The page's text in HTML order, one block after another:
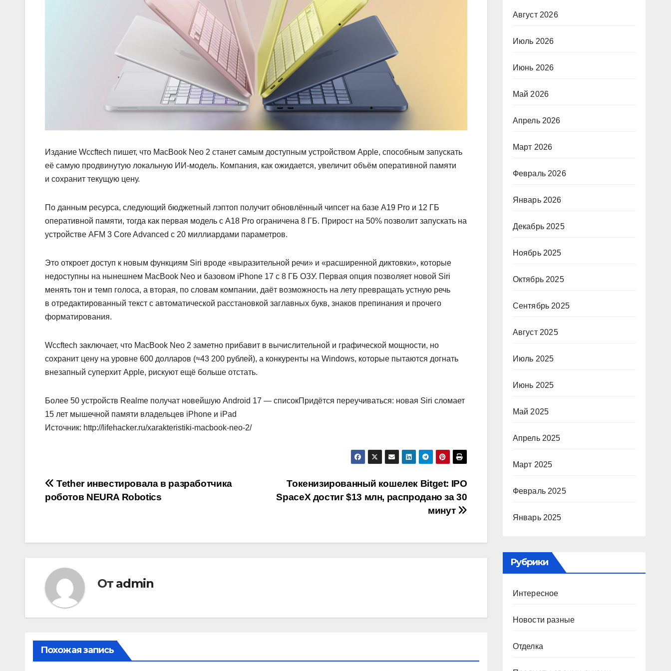
Издание Wccftech пишет, что MacBook Neo 2 станет самым доступным устройством Apple, способным запускать
её самую продвинутую локальную ИИ‑модель. Компания, как ожидается, увеличит объём оперативной памяти
и сохранит текущую цену.
По данным ресурса, следующий бюджетный лэптоп получит обновлённый чипсет на базе A19 Pro и 12 ГБ
оперативной памяти, тогда как первая модель с A18 Pro ограничена 8 ГБ. Прирост на 50% позволит запускать на
устройстве AFM 3 Core Advanced с 20 миллиардами параметров.
Это откроет доступ к новым функциям Siri вроде «выразительной речи» и «расширенной диктовки», которые
недоступны на нынешнем MacBook Neo и базовом iPhone 17 с 8 ГБ ОЗУ. Первая опция позволяет новой Siri
менять тон и темп голоса, а вторая, по словам компании, даёт возможность на лету превращать устную речь
в отредактированный текст с автоматической расстановкой заглавных букв, знаков препинания и прочего
форматирования.
Wccftech заключает, что MacBook Neo 2 заметно прибавит в вычислительной и графической мощности, но
сохранит цену на уровне 600 долларов (≈43 200 рублей), а конкуренты на Windows, которые пытаются догнать
внезапный суперхит Apple, рискуют ещё больше отстать.
Более 50 устройств Realme получат новейшую Android 17 — списокПридётся переучиваться: новая Siri сломает
15 лет мышечной памяти владельцев iPhone и iPad
Источник: http://lifehacker.ru/xarakteristiki-macbook-neo-2/
Навигация
по
Токенизированный кошелек Bitget: IPO
SpaceX достиг $13 млн, распродано за 30
минут
Tether инвестировала в разработчика
роботов NEURA Robotics
От admin
Похожая запись
Август 2026
Июль 2026
Июнь 2026
Май 2026
Апрель 2026
Март 2026
Февраль 2026
Январь 2026
Декабрь 2025
Ноябрь 2025
Октябрь 2025
Сентябрь 2025
Август 2025
Июль 2025
Июнь 2025
Май 2025
Апрель 2025
Март 2025
Февраль 2025
Январь 2025
Рубрики
Интересное
Новости разные
Отделка